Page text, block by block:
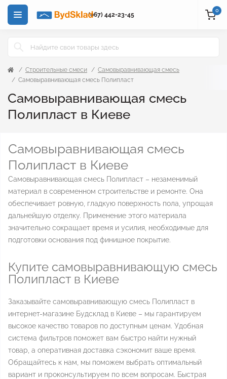
(067) 442-23-45
0
Строительные смеси
Самовыравнивающая смесь
Самовыравнивающая смесь Полипласт
Самовыравнивающая смесь
Полипласт в Киеве
Самовыравнивающая смесь
Полипласт в Киеве
Самовыравнивающая смесь Полипласт – незаменимый
материал в современном строительстве и ремонте. Она
обеспечивает ровную, гладкую поверхность пола, упрощая
дальнейшую отделку. Применение этого материала
значительно сокращает время и усилия, необходимые для
подготовки основания под финишное покрытие.
Купите самовыравнивающую смесь
Полипласт в Киеве
Заказывайте самовыравнивающую смесь Полипласт в
интернет-магазине Будсклад в Киеве – мы гарантируем
высокое качество товаров по доступным ценам. Удобная
система фильтров поможет вам быстро найти нужный
товар, а оперативная доставка сэкономит ваше время.
Обращайтесь к нам, мы поможем выбрать оптимальный
вариант и проконсультируем по всем вопросам. Быстрая